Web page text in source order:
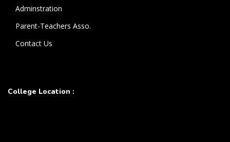
Adminstration
Parent-Teachers Asso.
Contact Us
College Location :